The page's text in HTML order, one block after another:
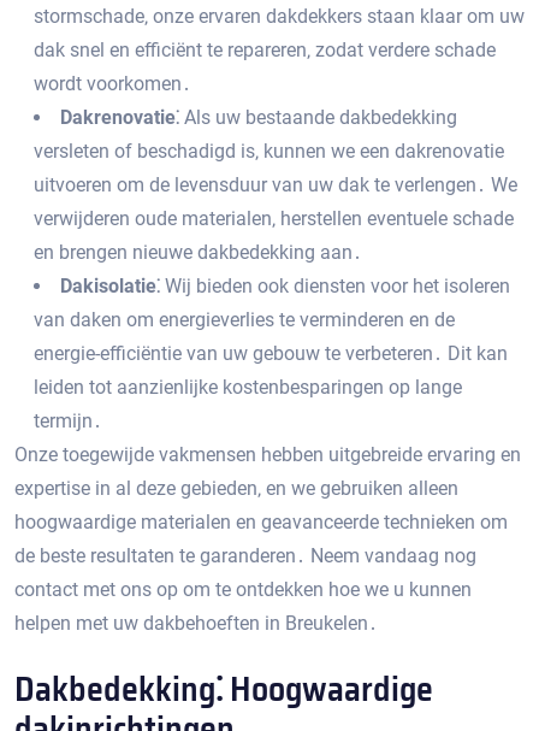
stormschade‚ onze ervaren dakdekkers staan klaar om uw
dak snel en efficiënt te repareren‚ zodat verdere schade
wordt voorkomen․
Dakrenovatie⁚ Als uw bestaande dakbedekking
versleten of beschadigd is‚ kunnen we een dakrenovatie
uitvoeren om de levensduur van uw dak te verlengen․ We
verwijderen oude materialen‚ herstellen eventuele schade
en brengen nieuwe dakbedekking aan․
Dakisolatie⁚ Wij bieden ook diensten voor het isoleren
van daken om energieverlies te verminderen en de
energie-efficiëntie van uw gebouw te verbeteren․ Dit kan
leiden tot aanzienlijke kostenbesparingen op lange
termijn․
Onze toegewijde vakmensen hebben uitgebreide ervaring en
expertise in al deze gebieden‚ en we gebruiken alleen
hoogwaardige materialen en geavanceerde technieken om
de beste resultaten te garanderen․ Neem vandaag nog
contact met ons op om te ontdekken hoe we u kunnen
helpen met uw dakbehoeften in Breukelen․
Dakbedekking⁚ Hoogwaardige